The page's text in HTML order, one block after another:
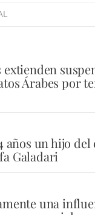
extienden
Árabes por
años un hijo
Galadari
una